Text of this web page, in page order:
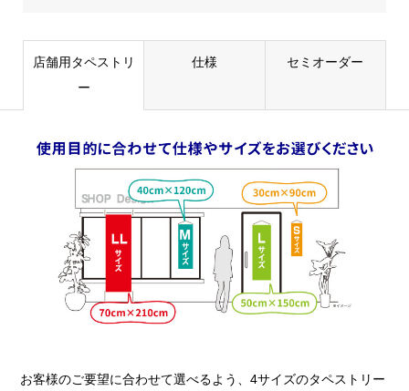
店舗用タペストリ
ー
仕様 セミオーダー
お客様のご要望に合わせて選べるよう、4サイズのタペストリー